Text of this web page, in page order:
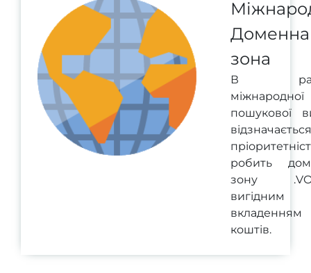
Доменна
зона
В
міжнародної
пошукової
відзначається
робить
зону
вигідним
вкладенням
коштів.